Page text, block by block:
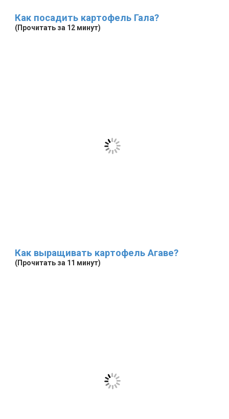
Как посадить картофель Гала?
(Прочитать за 12 минут)
Как выращивать картофель Агаве?
(Прочитать за 11 минут)